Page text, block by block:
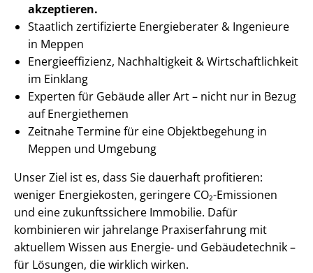
akzeptieren.
Staatlich zertifizierte Energieberater & Ingenieure
in Meppen
En­er­gie­ef­fi­zi­enz, Nachhaltigkeit & Wirt­schaft­lich­keit
im Einklang
Experten für Gebäude aller Art – nicht nur in Bezug
auf Energiethemen
Zeitnahe Termine für eine Objektbegehung in
Meppen und Umgebung
Unser Ziel ist es, dass Sie dauerhaft profitieren:
weniger Energiekosten, geringere CO₂-Emissionen
und eine zukunftssichere Immobilie. Dafür
kombinieren wir jahrelange Praxiserfahrung mit
aktuellem Wissen aus Energie- und Gebäudetechnik –
für Lösungen, die wirklich wirken.